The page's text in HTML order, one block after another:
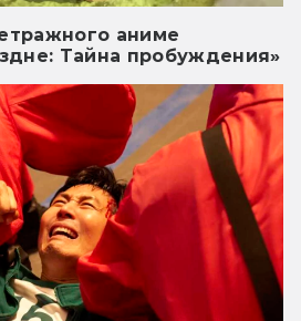
аниме
Тайна пробуждения»